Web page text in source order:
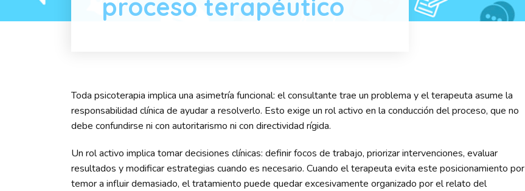
proceso terapéutico
Toda psicoterapia implica una asimetría funcional: el consultante trae un problema y el terapeuta asume la
responsabilidad clínica de ayudar a resolverlo. Esto exige un rol activo en la conducción del proceso, que no
debe confundirse ni con autoritarismo ni con directividad rígida.
Un rol activo implica tomar decisiones clínicas: definir focos de trabajo, priorizar intervenciones, evaluar
resultados y modificar estrategias cuando es necesario. Cuando el terapeuta evita este posicionamiento por
temor a influir demasiado, el tratamiento puede quedar excesivamente organizado por el relato del